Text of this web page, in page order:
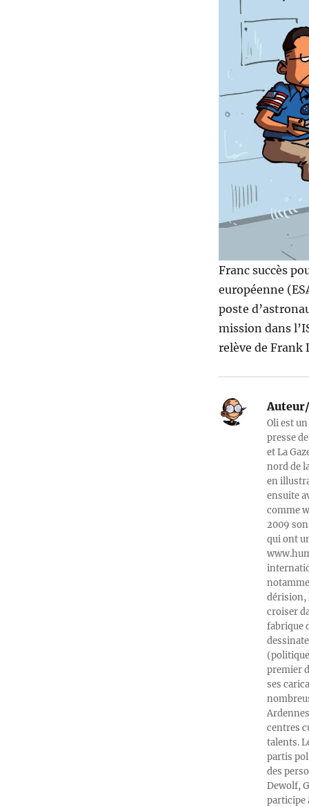
Franc succès
européenne
poste
mission dans
relève de Frank
Oli est
presse
et La
nord de
en
ensuite
comme
2009
qui ont
dérision,
croiser
fabrique
premier
ses
centres
talents.
partis
des
Dewolf,
participe